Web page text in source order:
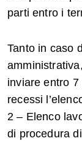
parti entro i
Tanto in caso
inviare entro
recessi
2 – Elenco
di procedura